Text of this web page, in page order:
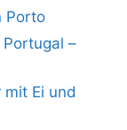
Porto
–
Ei und